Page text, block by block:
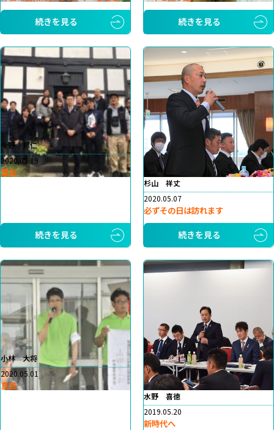
続きを見る
続きを見る
今野 邦仁
2020.05.19
盟友
続きを見る
杉山 祥丈
2020.05.07
必ずその日は訪れます
続きを見る
小林 大将
2020.05.01
真価
水野 喜徳
2019.05.20
新時代へ